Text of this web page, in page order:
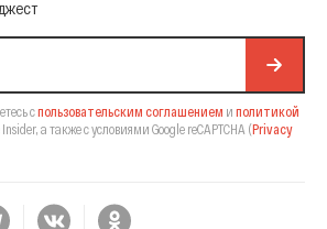
спользовательским соглашением и политикой
Insider, а также с условиями Google reCAPTCHA (Privacy